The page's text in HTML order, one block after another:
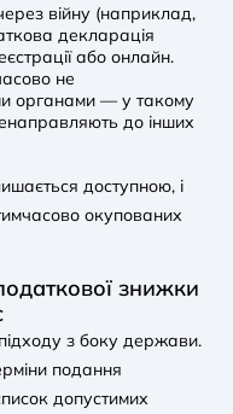
війну (наприклад,
декларація
або онлайн.
не
органами — у такому
до інших
доступною, і
окупованих
знижки
з боку держави.
подання
допустимих